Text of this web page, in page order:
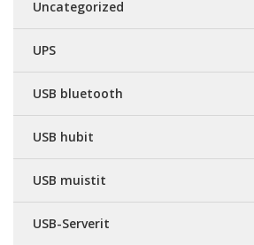
Uncategorized
UPS
USB bluetooth
USB hubit
USB muistit
USB-Serverit